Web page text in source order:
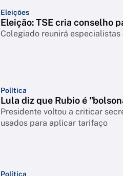
Eleições
Eleição: TSE cria conselho
Colegiado reunirá
Política
Lula diz que Rubio é
Presidente voltou a criticar
usados para aplicar tarifaço
Política